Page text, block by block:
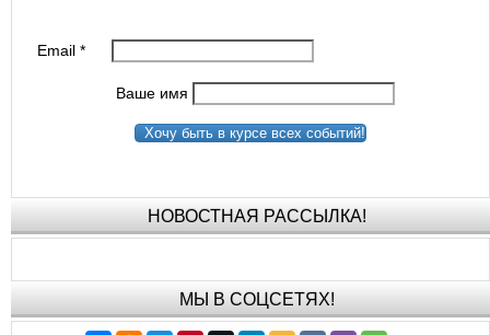
Email*
Ваше имя
Хочу быть в курсе всех событий!
НОВОСТНАЯ РАССЫЛКА!
МЫ В СОЦСЕТЯХ!